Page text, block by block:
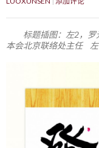
标题插图：左2，
本会北京联络处主任